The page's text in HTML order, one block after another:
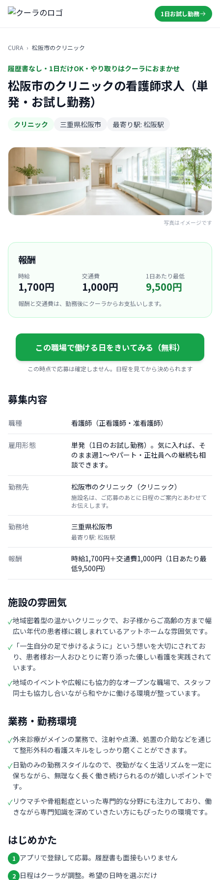
1日お試し勤務
CURA › 松阪市のクリニック
履歴書なし・1日だけOK・やり取りはクーラにおまかせ
松阪市のクリニックの看護師求人（単
発・お試し勤務）
クリニック 三重県松阪市 最寄り駅: 松阪駅
写真はイメージです
報酬
時給
1,700円
交通費
1,000円
1日あたり最低
9,500円
報酬と交通費は、勤務後にクーラからお支払いします。
この職場で働ける日をきいてみる（無料）
この時点で応募は確定しません。日程を見てから決められます
募集内容
職種 看護師（正看護師・准看護師）
雇用形態
単発（1日のお試し勤務）。気に入れば、そ
のまま週1〜やパート・正社員への継続も相
談できます。
勤務先 松阪市のクリニック（クリニック）
施設名は、ご応募のあとに日程のご案内とあわせて
お伝えします。
勤務地 三重県松阪市
最寄り駅: 松阪駅
報酬
時給1,700円＋交通費1,000円（1日あたり最
低9,500円）
施設の雰囲気
✓地域密着型の温かいクリニックで、お子様からご高齢の方まで幅
広い年代の患者様に親しまれているアットホームな雰囲気です。
✓ 「一生自分の足で歩けるように」という想いを大切にされてお
り、患者様お一人おひとりに寄り添った優しい看護を実践されて
います。
✓地域のイベントや広報にも協力的なオープンな職場で、スタッフ
同士も協力し合いながら和やかに働ける環境が整っています。
業務・勤務環境
✓外来診療がメインの業務で、注射や点滴、処置の介助などを通じ
て整形外科の看護スキルをしっかり磨くことができます。
✓日勤のみの勤務スタイルなので、夜勤がなく生活リズムを一定に
保ちながら、無理なく長く働き続けられるのが嬉しいポイントで
す。
✓リウマチや骨粗鬆症といった専門的な分野にも注力しており、働
きながら専門知識を深めていきたい方にもぴったりの環境です。
はじめかた
1 アプリで登録して応募。履歴書も面接もいりません
2 日程はクーラが調整。希望の日時を選ぶだけ